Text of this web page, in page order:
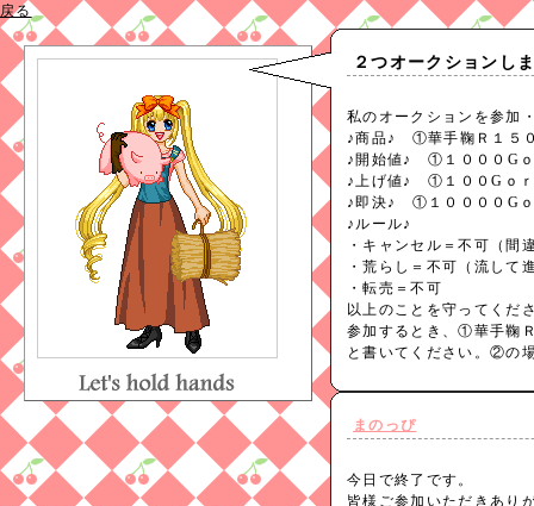
戻る
２つオークションし
私のオークションを参加
♪商品♪ ①華手鞠Ｒ１５
♪開始値♪ ①１０００G
♪上げ値♪ ①１００Gｏ
♪即決♪ ①１００００G
♪ルール♪
・キャンセル＝不可（間
・荒らし＝不可（流して
・転売＝不可
以上のことを守ってくだ
参加するとき、①華手鞠
と書いてください。②の
まのっぴ
今日で終了です。
皆様ご参加いただきあり